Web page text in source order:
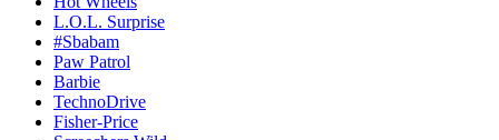
L.O.L. Surprise
#Sbabam
Paw Patrol
Barbie
TechnoDrive
Fisher-Price